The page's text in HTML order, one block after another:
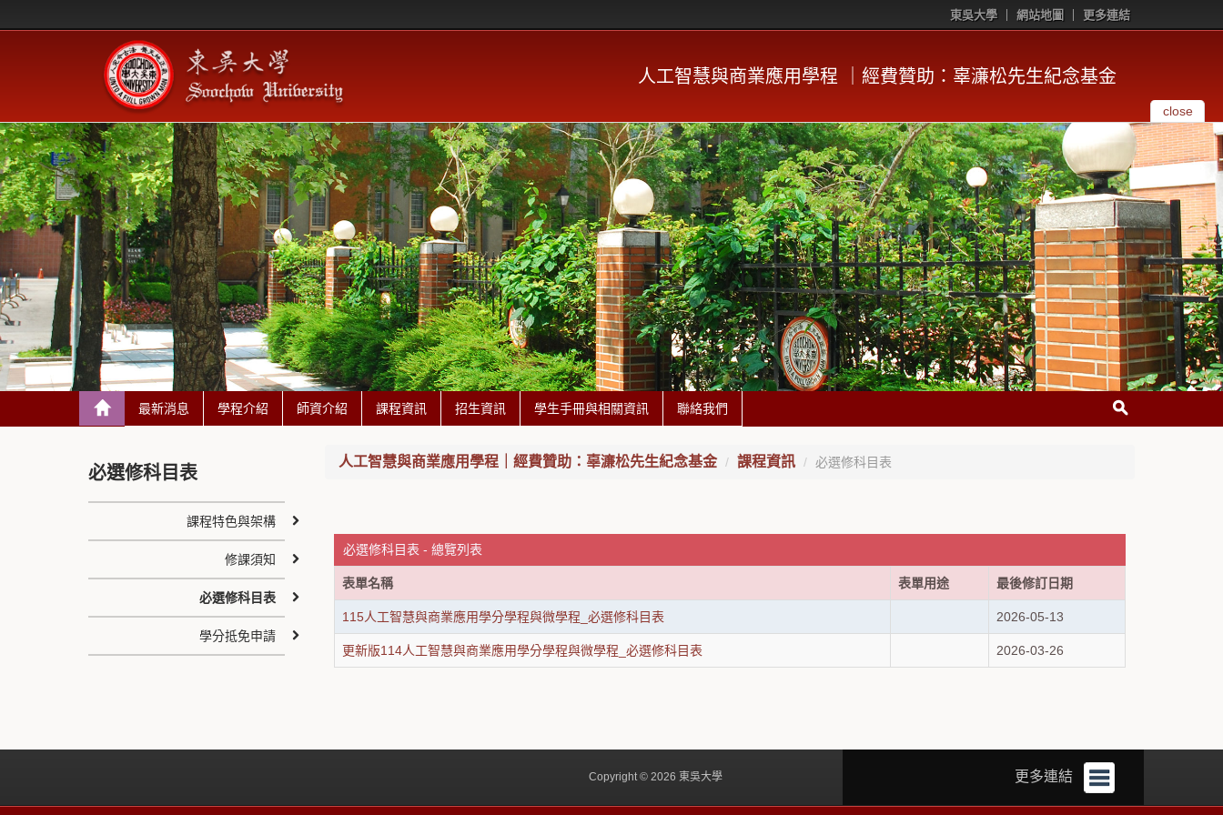
東吳大學 網站地圖 更多連結
人工智慧與商業應用學程 ｜經費贊助：辜濓松先生紀念基金
close
最新消息 學程介紹 師資介紹 課程資訊 招生資訊 學生手冊與相關資訊 聯絡我們
人工智慧與商業應用學程｜經費贊助：辜濓松先生紀念基金 課程資訊 必選修科目表
必選修科目表 - 總覽列表
表單名稱 表單用途 最後修訂日期
115人工智慧與商業應用學分學程與微學程_必選修科目表 2026-05-13
更新版114人工智慧與商業應用學分學程與微學程_必選修科目表 2026-03-26
必選修科目表
課程特色與架構
修課須知
必選修科目表
學分抵免申請
更多連結
Copyright © 2026 東吳大學